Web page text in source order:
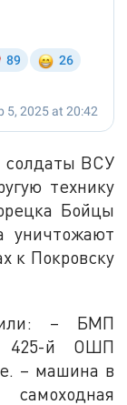
солдаты ВСУ
технику
Бойцы
уничтожают
к Покровску
– БМП
425-й ОШП
– машина в